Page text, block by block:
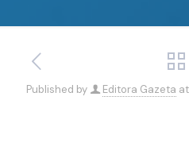
Published by Editora Gazeta at